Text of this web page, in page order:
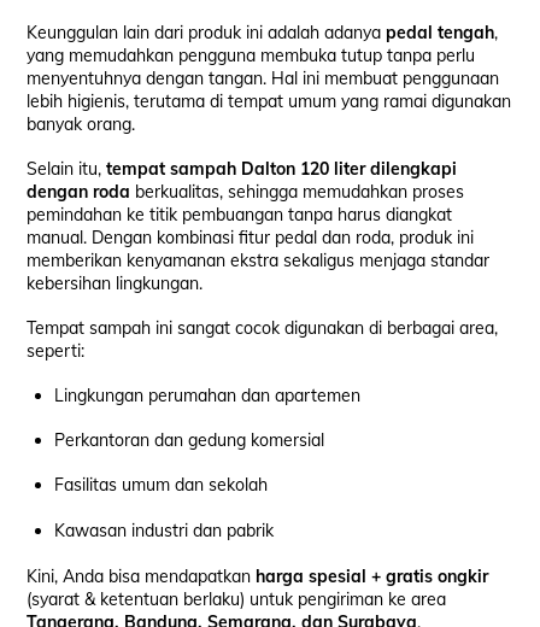
Keunggulan lain dari produk ini adalah adanyapedal tengah,
yang memudahkan pengguna membuka tutup tanpa perlu
menyentuhnya dengan tangan. Hal ini membuat penggunaan
lebih higienis, terutama di tempat umum yang ramai digunakan
banyak orang.
Selain itu,tempat sampah Dalton 120 liter dilengkapi
dengan roda berkualitas, sehingga memudahkan proses
pemindahan ke titik pembuangan tanpa harus diangkat
manual. Dengan kombinasi fitur pedal dan roda, produk ini
memberikan kenyamanan ekstra sekaligus menjaga standar
kebersihan lingkungan.
Tempat sampah ini sangat cocok digunakan di berbagai area,
seperti:
Lingkungan perumahan dan apartemen
Perkantoran dan gedung komersial
Fasilitas umum dan sekolah
Kawasan industri dan pabrik
Kini, Anda bisa mendapatkan harga spesial + gratis ongkir
(syarat & ketentuan berlaku) untuk pengiriman ke area
Tangerang, Bandung, Semarang, dan Surabaya.